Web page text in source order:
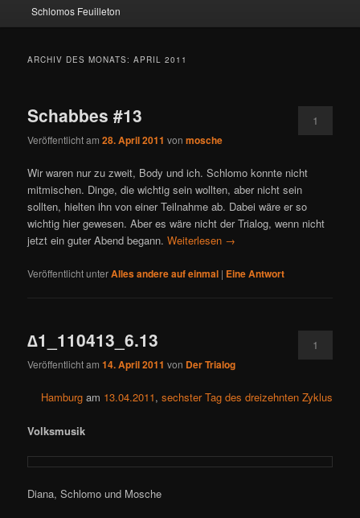
Schlomos Feuilleton
ARCHIV DES MONATS:APRIL 2011
Schabbes #13
Veröffentlicht am28. April 2011 vonmosche
1
Wir waren nur zu zweit, Body und ich. Schlomo konnte nicht
mitmischen. Dinge, die wichtig sein wollten, aber nicht sein
sollten, hielten ihn von einer Teilnahme ab. Dabei wäre er so
wichtig hier gewesen. Aber es wäre nicht der Trialog, wenn nicht
jetzt ein guter Abend begann.Weiterlesen →
Veröffentlicht unterAlles andere auf einmal | EineAntwort
∆1_110413_6.13
Veröffentlicht am14. April 2011 von Der Trialog
1
Hamburgam 13.04.2011, sechster Tag des dreizehnten Zyklus
Volksmusik
Diana, Schlomo und Mosche